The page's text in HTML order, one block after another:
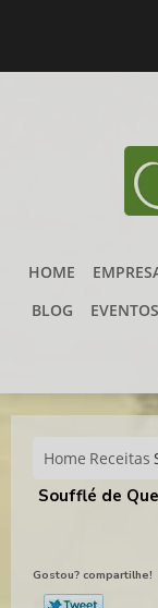
HOME
BLOG
EVENTOS
Home Receitas
Soufflé de
Gostou? compartilhe!